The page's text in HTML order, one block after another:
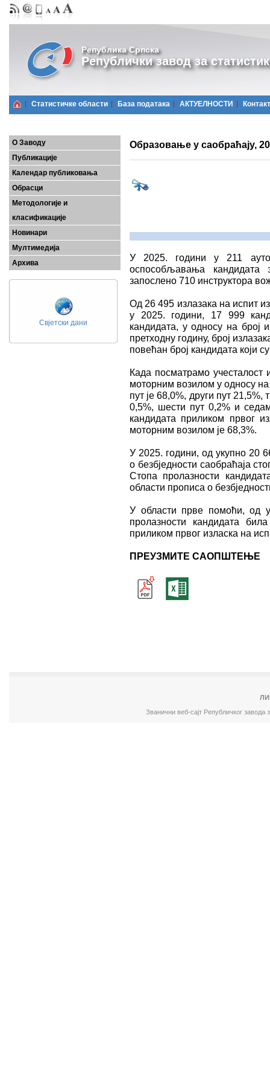
Република Српска
Републички завод за
Статистичке области Базa података АКТУЕЛНОСТИ Контакт
О Заводу
Публикације
Календар публиковања
Обрасци
Методологије и
класификације
Новинари
Мултимедија
Архива
Свјетски дани
Образовање у саобраћају,
У 2025. години у 211
оспособљавања
запослено 710 инструктора
Од 26 495 излазака на испит
у 2025. години, 17 999
кандидата, у односу на број
претходну годину, број
повећан број кандидата који
Када посматрамо
моторним возилом у односу на
пут је 68,0%, други пут 21,5%,
0,5%, шести пут 0,2% и
кандидата приликом првог
моторним возилом је 68,3%.
У 2025. години, од укупно 20
о безбједности саобраћаја
Стопа пролазности
области прописа о
У области прве помоћи, од
пролазности кандидата
приликом првог изласка на
ПРЕУЗМИТЕ САОПШТЕЊЕ
Званични веб-сајт Републичког